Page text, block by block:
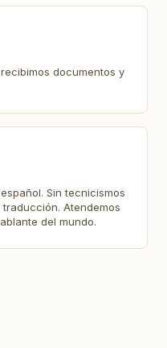
documentos y
Sin tecnicismos
Atendemos
del mundo.